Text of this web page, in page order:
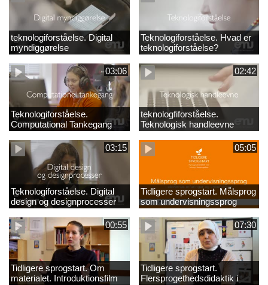
teknologiforståelse. Digital
myndiggørelse
Teknologiforståelse. Hvad er
teknologiforståelse?
03:06
Teknologiforståelse.
Computational Tankegang
02:42
teknologfiforståelse.
Teknologisk handleevne
03:15
Teknologiforståelse. Digital
design og designprocesser
05:05
Tidligere sprogstart. Målsprog
som undervisningssprog
00:55
Tidligere sprogstart. Om
materialet. Introduktionsfilm
07:30
Tidligere sprogstart.
Flersprogethedsdidaktik i